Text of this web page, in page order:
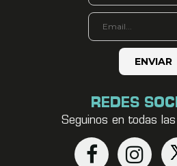
REDES
Seguinos en todas